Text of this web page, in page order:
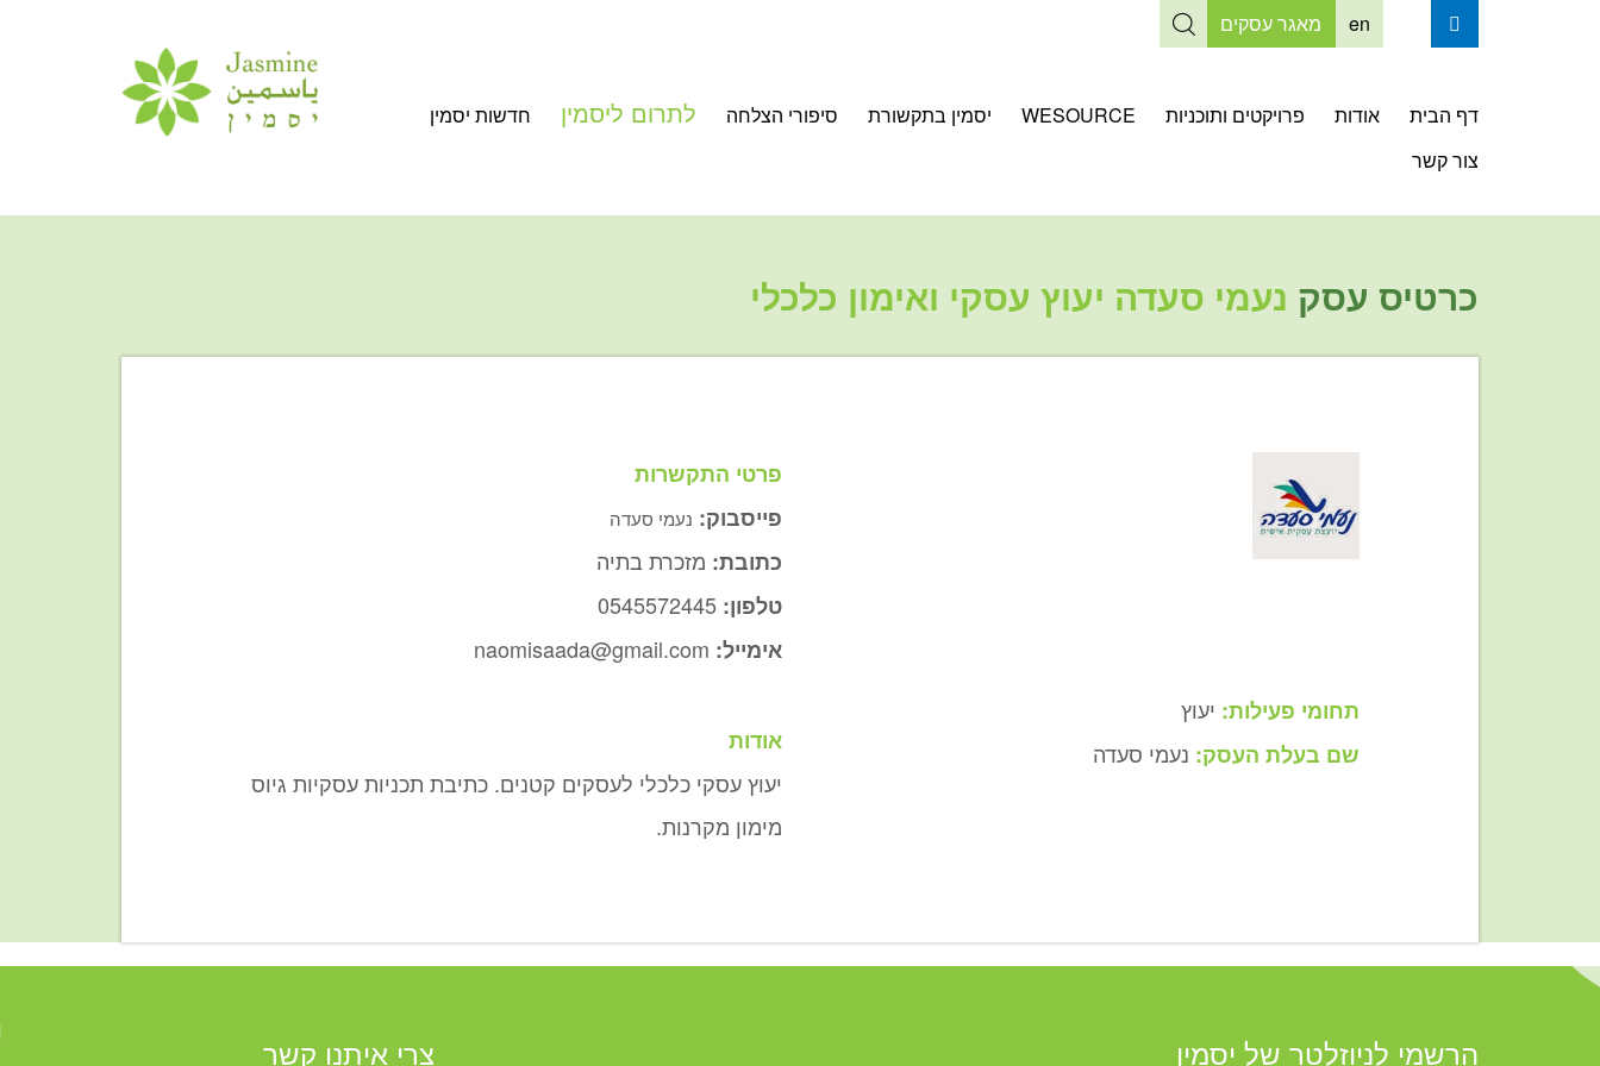
en מאגר עסקים
דף הבית אודות פרויקטים ותוכניות WESOURCE יסמין בתקשורת סיפורי הצלחה לתרום ליסמין
חדשות יסמין
צור קשר
כרטיס עסק נעמי סעדה יעוץ עסקי ואימון כלכלי
תחומי פעילות: יעוץ
שם בעלת העסק: נעמי סעדה
פרטי התקשרות
פייסבוק: נעמי סעדה
כתובת: מזכרת בתיה
טלפון: 0545572445
אימייל: naomisaada@gmail.com
אודות
יעוץ עסקי כלכלי לעסקים קטנים. כתיבת תכניות עסקיות גיוס
מימון מקרנות.
הרשמי לניוזלטר של יסמין צרי איתנו קשר